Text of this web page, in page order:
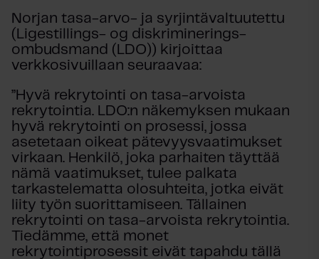
Norjan tasa-arvo- ja syrjintävaltuutettu
(Ligestillings- og diskriminerings-
ombudsmand (LDO)) kirjoittaa
verkkosivuillaan seuraavaa:
”Hyvä rekrytointi on tasa-arvoista
rekrytointia. LDO:n näkemyksen mukaan
hyvä rekrytointi on prosessi, jossa
asetetaan oikeat pätevyysvaatimukset
virkaan. Henkilö, joka parhaiten täyttää
nämä vaatimukset, tulee palkata
tarkastelematta olosuhteita, jotka eivät
liity työn suorittamiseen. Tällainen
rekrytointi on tasa-arvoista rekrytointia.
Tiedämme, että monet
rekrytointiprosessit eivät tapahdu tällä